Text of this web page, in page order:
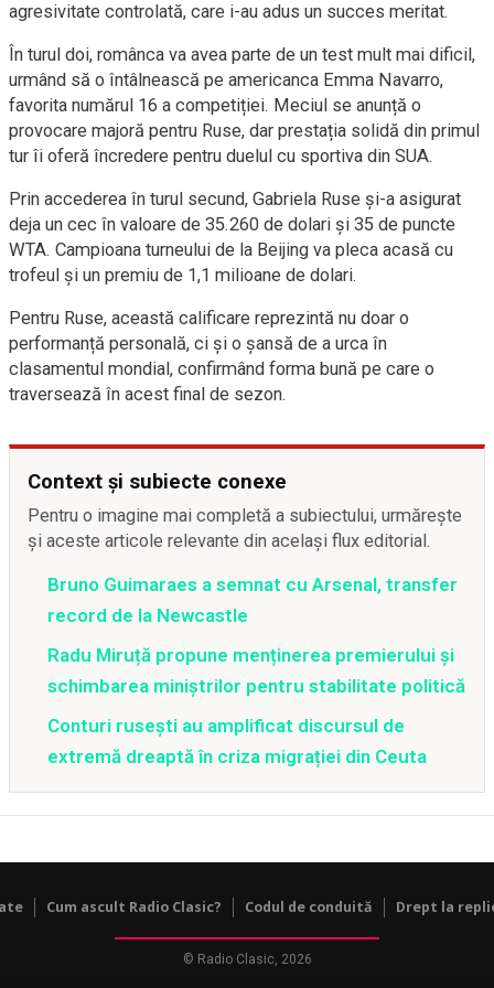
agresivitate controlată, care i-au adus un succes meritat.
În turul doi, românca va avea parte de un test mult mai dificil,
urmând să o întâlnească pe americanca Emma Navarro,
favorita numărul 16 a competiției. Meciul se anunță o
provocare majoră pentru Ruse, dar prestația solidă din primul
tur îi oferă încredere pentru duelul cu sportiva din SUA.
Prin accederea în turul secund, Gabriela Ruse și-a asigurat
deja un cec în valoare de 35.260 de dolari și 35 de puncte
WTA. Campioana turneului de la Beijing va pleca acasă cu
trofeul și un premiu de 1,1 milioane de dolari.
Pentru Ruse, această calificare reprezintă nu doar o
performanță personală, ci și o șansă de a urca în
clasamentul mondial, confirmând forma bună pe care o
traversează în acest final de sezon.
Context și subiecte conexe
Pentru o imagine mai completă a subiectului, urmărește
și aceste articole relevante din același flux editorial.
Bruno Guimaraes a semnat cu Arsenal, transfer
record de la Newcastle
Radu Miruță propune menținerea premierului și
schimbarea miniștrilor pentru stabilitate politică
Conturi rusești au amplificat discursul de
extremă dreaptă în criza migrației din Ceuta
Cum ascult Radio Clasic? Codul de conduită Drept la
© Radio Clasic, 2026